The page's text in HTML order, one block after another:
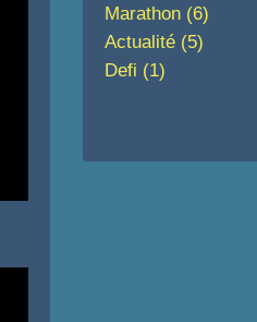
Marathon (6)
Actualité (5)
Defi (1)